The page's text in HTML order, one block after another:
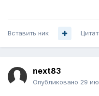
Вставить ник
next83
Опубликовано 29